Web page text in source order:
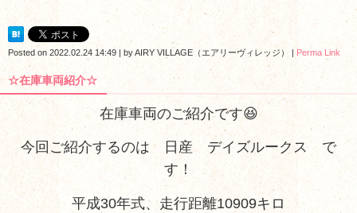
Posted on 2022.02.24 14:49 | byAIRY VILLAGE（エアリーヴィレッジ） | Perma Link
☆在庫車両紹介☆
在庫車両のご紹介です😆
今回ご紹介するのは 日産 デイズルークス で
す！
平成30年式、走行距離10909キロ